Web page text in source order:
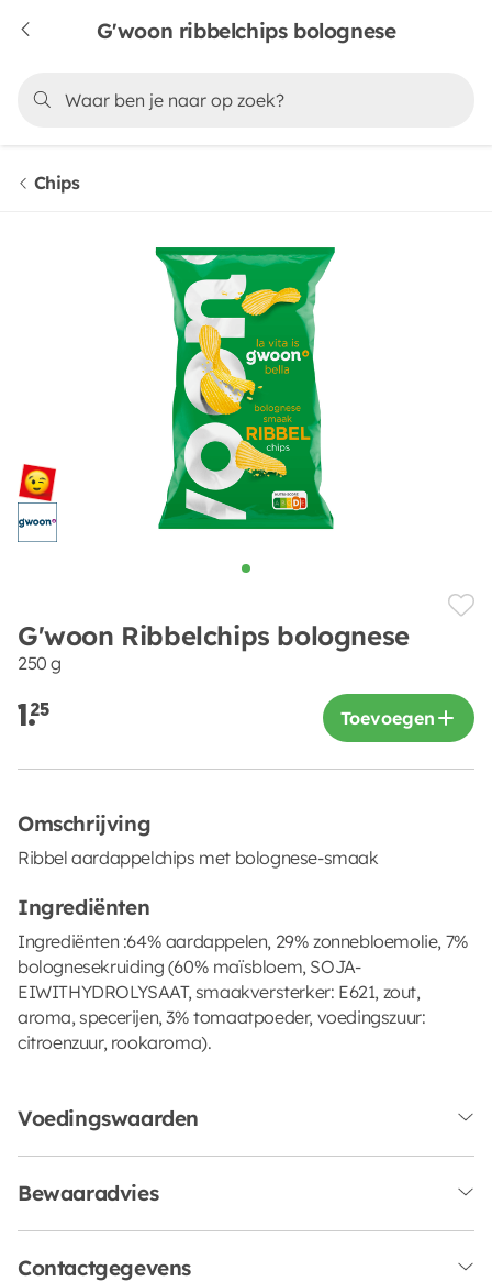
G'woon ribbelchips bolognese
Chips
G'woon Ribbelchips bolognese
250 g
1.25 Toevoegen
Omschrijving
Ribbel aardappelchips met bolognese-smaak
Ingrediënten
Ingrediënten :64% aardappelen, 29% zonnebloemolie, 7%
bolognesekruiding (60% maïsbloem, SOJA-
EIWITHYDROLYSAAT, smaakversterker: E621, zout,
aroma, specerijen, 3% tomaatpoeder, voedingszuur:
citroenzuur, rookaroma).
Voedingswaarden
Bewaaradvies
Contactgegevens